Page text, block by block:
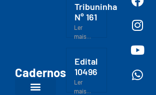
Cadernos
Tribuninha
N° 161
Ler
mais...
Edital
10496
Ler
mais...